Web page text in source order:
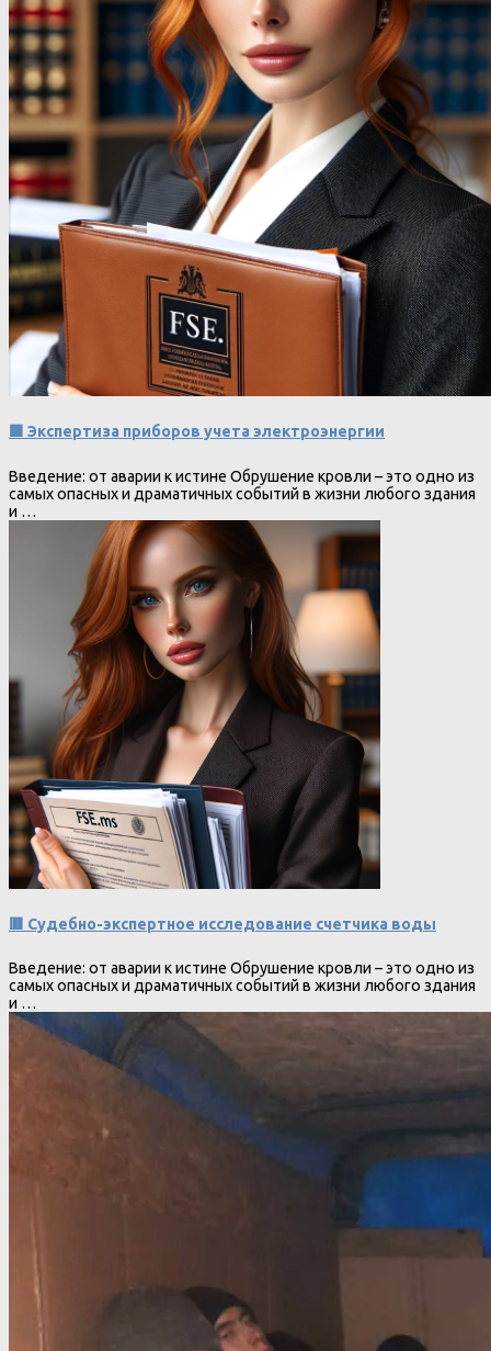
🟩 Экспертиза приборов учета электроэнергии
Введение: от аварии к истине Обрушение кровли – это одно из
самых опасных и драматичных событий в жизни любого здания
и …
🟥 Судебно-экспертное исследование счетчика воды
Введение: от аварии к истине Обрушение кровли – это одно из
самых опасных и драматичных событий в жизни любого здания
и …